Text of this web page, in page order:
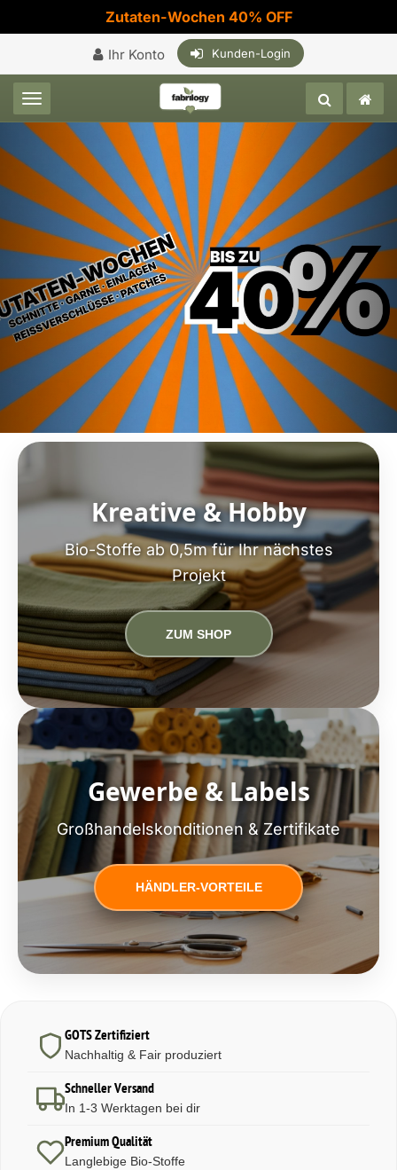
Zutaten-Wochen 40% OFF
Ihr Konto Kunden-Login
Toggle navigation
Kreative & Hobby
Bio-Stoffe ab 0,5m für Ihr nächstes
Projekt
ZUM SHOP
Gewerbe & Labels
Großhandelskonditionen & Zertifikate
HÄNDLER-VORTEILE
GOTS Zertifiziert
Nachhaltig & Fair produziert
Schneller Versand
In 1-3 Werktagen bei dir
Premium Qualität
Langlebige Bio-Stoffe